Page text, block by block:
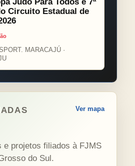
Circuito Estadual de
MARACAJÚ ·
Ver mapa
e projetos filiados à FJMS
do Sul.